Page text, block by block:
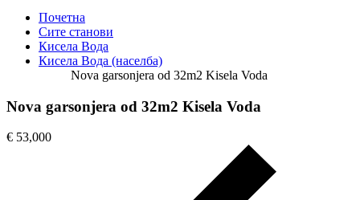
Почетна
Сите станови
Кисела Вода
Кисела Вода (населба)
Nova garsonjera od 32m2 Kisela Voda
Nova garsonjera od 32m2 Kisela Voda
€ 53,000